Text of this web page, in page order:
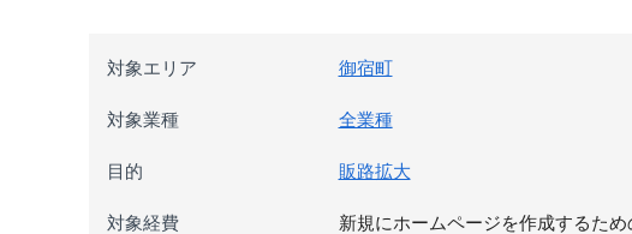
対象エリア 御宿町
対象業種 全業種
目的 販路拡大
対象経費
新規にホームページを作成するた